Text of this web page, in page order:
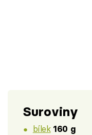
Suroviny
bílek 160 g